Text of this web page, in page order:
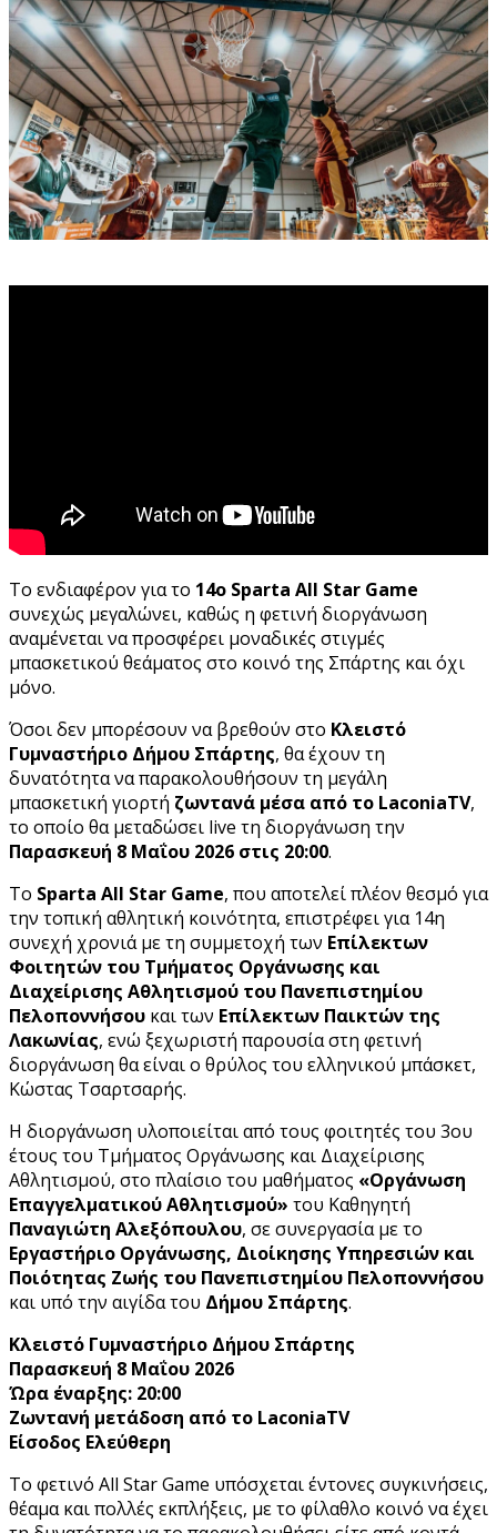
Το ενδιαφέρον για το 14ο Sparta All Star Game
συνεχώς μεγαλώνει, καθώς η φετινή διοργάνωση
αναμένεται να προσφέρει μοναδικές στιγμές
μπασκετικού θεάματος στο κοινό της Σπάρτης και όχι
μόνο.
Όσοι δεν μπορέσουν να βρεθούν στο Κλειστό
Γυμναστήριο Δήμου Σπάρτης, θα έχουν τη
δυνατότητα να παρακολουθήσουν τη μεγάλη
μπασκετική γιορτή ζωντανά μέσα από το LaconiaTV,
το οποίο θα μεταδώσει live τη διοργάνωση την
Παρασκευή 8 Μαΐου 2026 στις 20:00.
Το Sparta All Star Game, που αποτελεί πλέον θεσμό για
την τοπική αθλητική κοινότητα, επιστρέφει για 14η
συνεχή χρονιά με τη συμμετοχή των Επίλεκτων
Φοιτητών του Τμήματος Οργάνωσης και
Διαχείρισης Αθλητισμού του Πανεπιστημίου
Πελοποννήσου και των Επίλεκτων Παικτών της
Λακωνίας, ενώ ξεχωριστή παρουσία στη φετινή
διοργάνωση θα είναι ο θρύλος του ελληνικού μπάσκετ,
Κώστας Τσαρτσαρής.
Η διοργάνωση υλοποιείται από τους φοιτητές του 3ου
έτους του Τμήματος Οργάνωσης και Διαχείρισης
Αθλητισμού, στο πλαίσιο του μαθήματος «Οργάνωση
Επαγγελματικού Αθλητισμού» του Καθηγητή
Παναγιώτη Αλεξόπουλου, σε συνεργασία με το
Εργαστήριο Οργάνωσης, Διοίκησης Υπηρεσιών και
Ποιότητας Ζωής του Πανεπιστημίου Πελοποννήσου
και υπό την αιγίδα του Δήμου Σπάρτης.
Κλειστό Γυμναστήριο Δήμου Σπάρτης
Παρασκευή 8 Μαΐου 2026
Ώρα έναρξης: 20:00
Ζωντανή μετάδοση από το LaconiaTV
Είσοδος Ελεύθερη
Το φετινό All Star Game υπόσχεται έντονες συγκινήσεις,
θέαμα και πολλές εκπλήξεις, με το φίλαθλο κοινό να έχει